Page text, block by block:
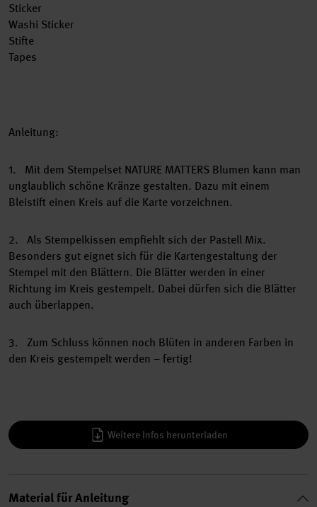
Sticker
Washi Sticker
Stifte
Tapes
Anleitung:
1. Mit dem Stempelset NATURE MATTERS Blumen kann man
unglaublich schöne Kränze gestalten. Dazu mit einem
Bleistift einen Kreis auf die Karte vorzeichnen.
2. Als Stempelkissen empfiehlt sich der Pastell Mix.
Besonders gut eignet sich für die Kartengestaltung der
Stempel mit den Blättern. Die Blätter werden in einer
Richtung im Kreis gestempelt. Dabei dürfen sich die Blätter
auch überlappen.
3. Zum Schluss können noch Blüten in anderen Farben in
den Kreis gestempelt werden – fertig!
Weitere Infos herunterladen
Material für Anleitung